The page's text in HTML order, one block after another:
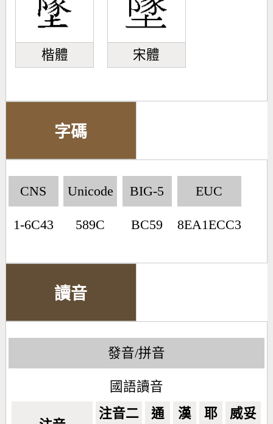
楷體 宋體
字碼
CNS
1-6C43
Unicode
589C
BIG-5
BC59
EUC
8EA1ECC3
讀音
發音/拼音
國語讀音
注音二 通 漢 耶 威妥